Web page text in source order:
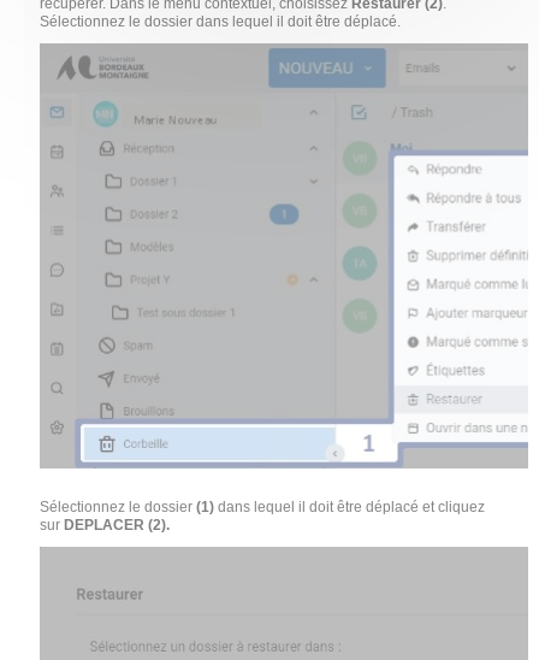
récupérer. Dans le menu contextuel, choisissez Restaurer (2).
Sélectionnez le dossier dans lequel il doit être déplacé.
Sélectionnez le dossier (1)dans lequel il doit être déplacé et cliquez
sur DEPLACER (2).